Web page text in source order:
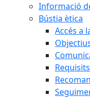
Informació
Bústia ètica
Accés a
Requisits